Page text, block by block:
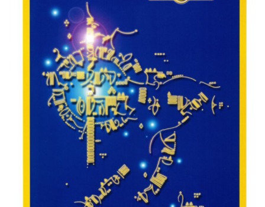
郵局幫你送（離島）
每筆NT$80，滿NT$3,000(含以上)免運費
付款後門市自取